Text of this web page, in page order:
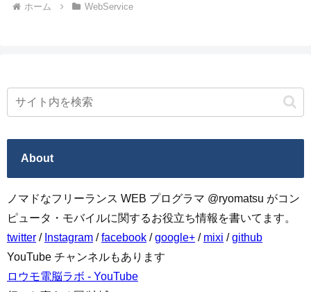
ホーム WebService
About
ノマドなフリーランス WEB プログラマ @ryomatsu がコン
ピュータ・モバイルに関するお役立ち情報を書いてます。
twitter / Instagram /facebook /google+ / mixi /github
YouTube チャンネルもあります
ロウモ電脳ラボ - YouTube